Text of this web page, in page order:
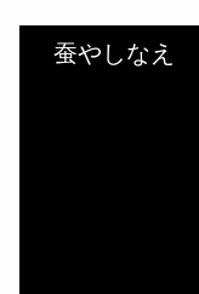
蚕やしなえ